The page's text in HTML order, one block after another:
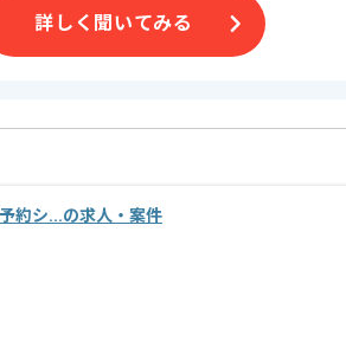
詳しく聞いてみる
約シ...の求人・案件